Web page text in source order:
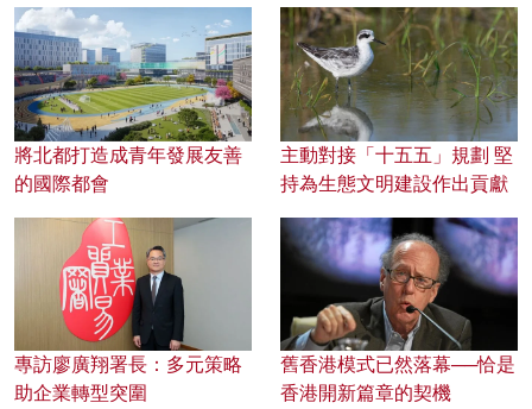
將北都打造成青年發展友善
的國際都會
主動對接「十五五」規劃 堅
持為生態文明建設作出貢獻
專訪廖廣翔署長：多元策略
助企業轉型突圍
舊香港模式已然落幕──恰是
香港開新篇章的契機